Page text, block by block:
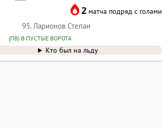
2 матча подряд с голами
95. Ларионов Степан
(ПВ) В ПУСТЫЕ ВОРОТА
Кто был на льду